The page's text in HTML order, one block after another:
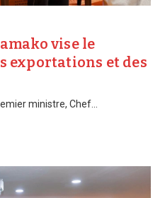
vise le
exportations et des
ministre, Chef...